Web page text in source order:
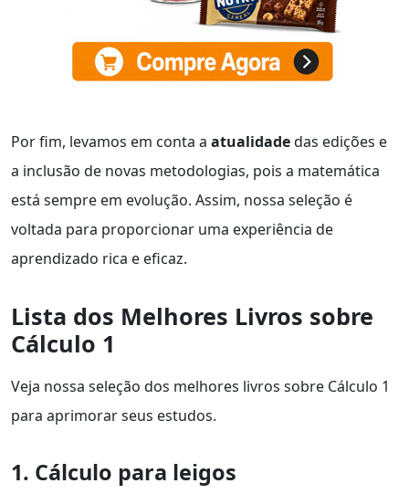
Por fim, levamos em conta a atualidadedas edições e
a inclusão de novas metodologias, pois a matemática
está sempre em evolução. Assim, nossa seleção é
voltada para proporcionar uma experiência de
aprendizado rica e eficaz.
Lista dos Melhores Livros sobre
Cálculo 1
Veja nossa seleção dos melhores livros sobre Cálculo 1
para aprimorar seus estudos.
1. Cálculo para leigos